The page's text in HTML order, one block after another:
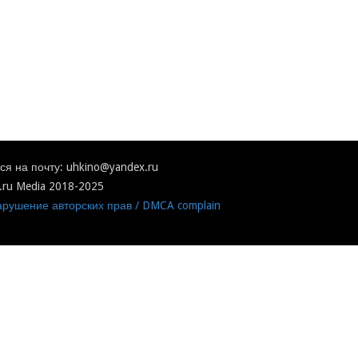
на почту: uhkino@yandex.ru
Media 2018-2025
авторских прав / DMCA complain